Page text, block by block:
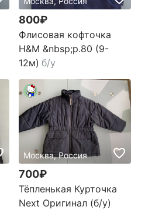
800₽
Флисовая кофточка
H&M &nbsp;р.80 (9-
12м) б/у
Москва, Россия
700₽
Тёпленькая Курточка
Next Оригинал (б/у)